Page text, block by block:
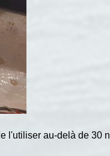
l'utiliser au-delà de 30